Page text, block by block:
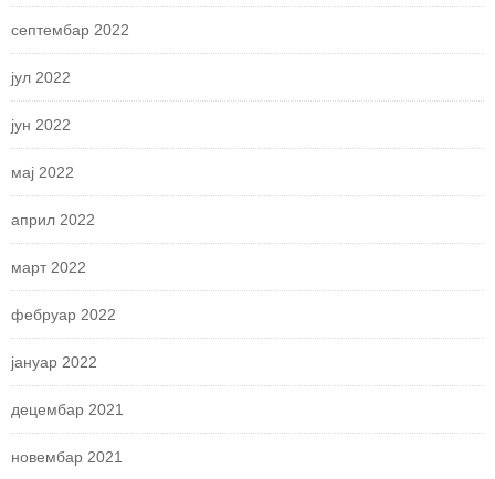
септембар 2022
јул 2022
јун 2022
мај 2022
април 2022
март 2022
фебруар 2022
јануар 2022
децембар 2021
новембар 2021